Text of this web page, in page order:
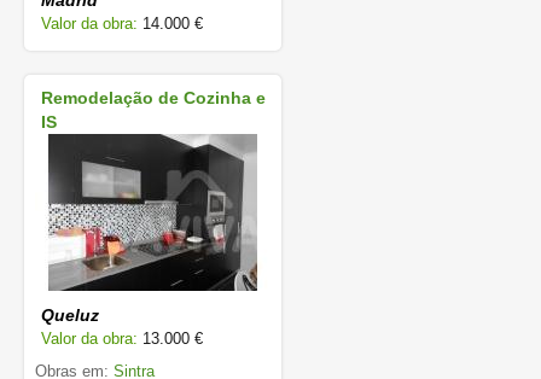
Valor da obra: 14.000 €
Remodelação de Cozinha e
IS
Queluz
Valor da obra: 13.000 €
Obras em: Sintra